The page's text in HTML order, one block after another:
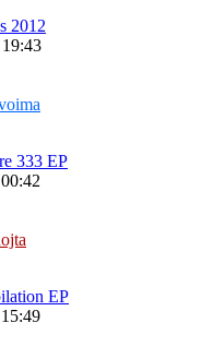
2012
333 EP
EP